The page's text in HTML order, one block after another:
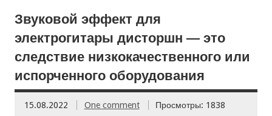
Звуковой эффект для
электрогитары дисторшн — это
следствие низкокачественного или
испорченного оборудования
15.08.2022 One comment Просмотры: 1838